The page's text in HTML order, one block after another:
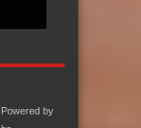
by